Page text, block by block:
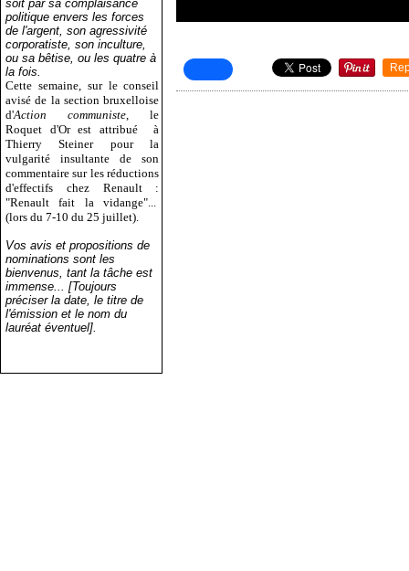
soit par sa complaisance
politique envers les forces
de l'argent, son agressivité
corporatiste, son inculture,
ou sa bêtise, ou les quatre à
la fois.
Cette semaine, sur le conseil
avisé de la section bruxelloise
d'Action communiste , le
Roquet d'Or est attribué
à
Thierry Steiner pour la
vulgarité insultante de son
commentaire sur les réductions
d'effectifs chez Renault :
"Renault fait la vidange"...
(lors du 7-10 du 25 juillet).
Vos avis et propositions de
nominations sont les
bienvenus, tant la tâche est
immense... [Toujours
préciser la date, le titre de
l'émission et le nom du
lauréat éventuel].